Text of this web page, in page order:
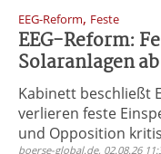
EEG-Reform, Feste
EEG-Reform:
Solaranlagen
Kabinett beschließt
verlieren feste
und Opposition
boerse-global.de, 02.08.26